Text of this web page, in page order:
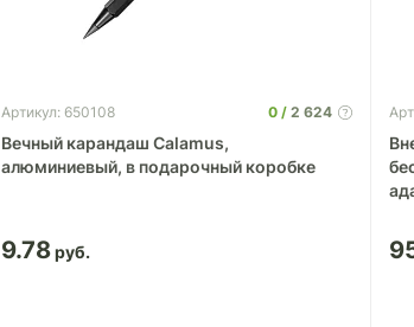
Артикул: 650108 0 2 624
Вечный карандаш Calamus,
алюминиевый, в подарочный коробке
9.78